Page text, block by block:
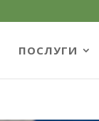
ПОСЛУГИ